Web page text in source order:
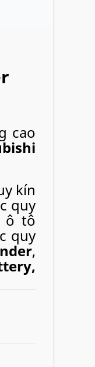
cao
kín
quy
ô tô
quy
,